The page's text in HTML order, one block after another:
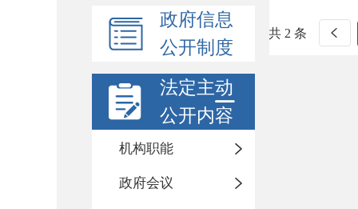
政府信息
公开制度
法定主动
公开内容
机构职能
政府会议
共 2 条